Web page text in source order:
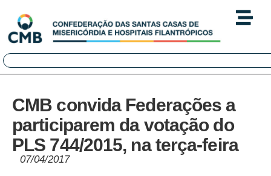
CMB convida Federações a
participarem da votação do
PLS 744/2015, na terça-feira
07/04/2017